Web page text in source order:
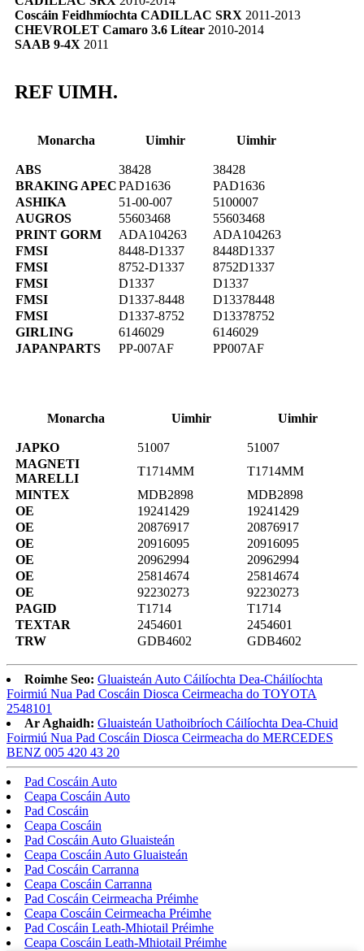
Coscáin Feidhmíochta CADILLAC SRX 2011-2013
CHEVROLET Camaro 3.6 Lítear 2010-2014
SAAB 9-4X 2011
REF UIMH.
Monarcha Uimhir Uimhir
ABS 38428
38428
BRAKING APECPAD1636
PAD1636
ASHIKA
51-00-007
5100007
AUGROS
55603468
55603468
PRINT GORM
ADA104263
ADA104263
FMSI
8448-D1337
8448D1337
FMSI
8752-D1337
8752D1337
FMSI
D1337
D1337
FMSI
D1337-8448
D13378448
FMSI
D1337-8752
D13378752
GIRLING
6146029
6146029
JAPANPARTS
PP-007AF PP007AF
Monarcha Uimhir Uimhir
JAPKO 51007
51007
MAGNETI
MARELLI
T1714MM
T1714MM
MINTEX
MDB2898
MDB2898
OE
19241429
19241429
OE
20876917
20876917
OE
20916095
20916095
OE
20962994
20962994
OE
25814674
25814674
OE
92230273
92230273
PAGID
T1714
T1714
TEXTAR
2454601
2454601
TRW
GDB4602 GDB4602
Roimhe Seo: Gluaisteán Auto Cáilíochta Dea-Cháilíochta
Foirmiú Nua Pad Coscáin Diosca Ceirmeacha do TOYOTA
2548101
Ar Aghaidh: Gluaisteán Uathoibríoch Cáilíochta Dea-Chuid
Foirmiú Nua Pad Coscáin Diosca Ceirmeacha do MERCEDES
BENZ 005 420 43 20
Pad Coscáin Auto
Ceapa Coscáin Auto
Pad Coscáin
Ceapa Coscáin
Pad Coscáin Auto Gluaisteán
Ceapa Coscáin Auto Gluaisteán
Pad Coscáin Carranna
Ceapa Coscáin Carranna
Pad Coscáin Ceirmeacha Préimhe
Ceapa Coscáin Ceirmeacha Préimhe
Pad Coscáin Leath-Mhiotail Préimhe
Ceapa Coscáin Leath-Mhiotail Préimhe